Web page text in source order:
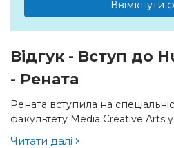
Ввімкнути
Відгук - Вступ до
- Рената
Рената вступила на
факультету Media Creative Arts
Читати далі